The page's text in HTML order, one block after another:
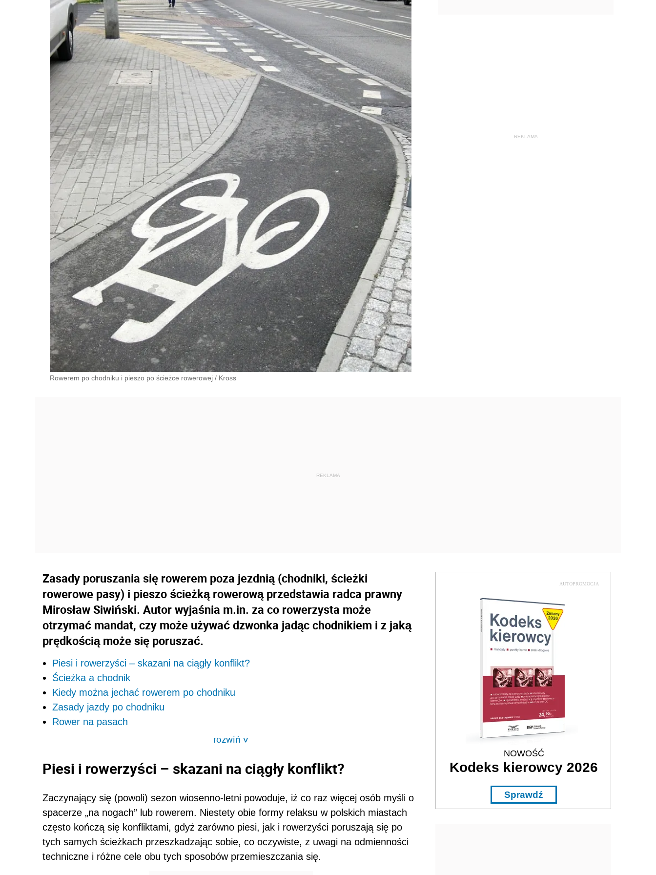
Rowerem po chodniku i pieszo po ścieżce rowerowej / Kross
Zasady poruszania się rowerem poza jezdnią (chodniki, ścieżki
rowerowe pasy) i pieszo ścieżką rowerową przedstawia radca prawny
Mirosław Siwiński. Autor wyjaśnia m.in. za co rowerzysta może
otrzymać mandat, czy może używać dzwonka jadąc chodnikiem i z jaką
prędkością może się poruszać.
Piesi i rowerzyści – skazani na ciągły konflikt?
Ścieżka a chodnik
Kiedy można jechać rowerem po chodniku
Zasady jazdy po chodniku
Rower na pasach
rozwiń>
Piesi i rowerzyści – skazani na ciągły konflikt?
Zaczynający się (powoli) sezon wiosenno-letni powoduje, iż co raz więcej osób myśli o
spacerze „na nogach” lub rowerem. Niestety obie formy relaksu w polskich miastach
często kończą się konfliktami, gdyż zarówno piesi, jak i rowerzyści poruszają się po
tych samych ścieżkach przeszkadzając sobie, co oczywiste, z uwagi na odmienności
techniczne i różne cele obu tych sposobów przemieszczania się.
AUTOPROMOCJA
NOWOŚĆ
Kodeks kierowcy 2026
Sprawdź